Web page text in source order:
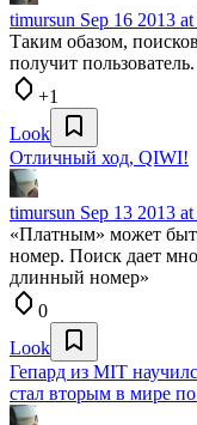
timursun Sep 16 2013 at
Таким обазом,
получит
+1
Look
Отличный ход, QIWI!
timursun Sep 13 2013
«Платным» может
номер. Поиск дает
длинный номер»
0
Look
Гепард из MIT
стал вторым в мире